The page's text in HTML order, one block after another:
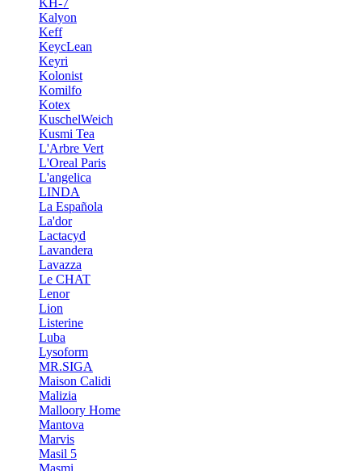
KH-7
Kalyon
Keff
KeycLean
Keyri
Kolonist
Komilfo
Kotex
KuschelWeich
Kusmi Tea
L'Arbre Vert
L'Oreal Paris
L'angelica
LINDA
La Española
La'dor
Lactacyd
Lavandera
Lavazza
Le CHAT
Lenor
Lion
Listerine
Luba
Lysoform
MR.SIGA
Maison Calidi
Malizia
Malloory Home
Mantova
Marvis
Masil 5
Masmi